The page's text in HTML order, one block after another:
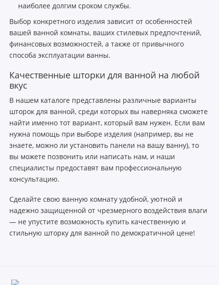
наиболее долгим сроком службы.
Выбор конкретного изделия зависит от особенностей
вашей ванной комнаты, ваших стилевых предпочтений,
финансовых возможностей, а также от привычного
способа эксплуатации ванны.
Качественные шторки для ванной на любой
вкус
В нашем каталоге представлены различные варианты
шторок для ванной, среди которых вы наверняка сможете
найти именно тот вариант, который вам нужен. Если вам
нужна помощь при выборе изделия (например, вы не
знаете, можно ли установить панели на вашу ванну), то
вы можете позвонить или написать нам, и наши
специалисты предоставят вам профессиональную
консультацию.
Сделайте свою ванную комнату удобной, уютной и
надежно защищенной от чрезмерного воздействия влаги
— не упустите возможность купить качественную и
стильную шторку для ванной по демократичной цене!